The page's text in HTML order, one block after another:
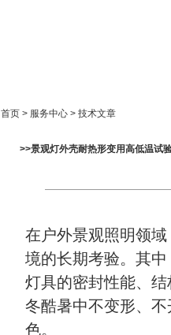
首页 > 服务中心 > 技术文章
>>景观灯外壳耐热形变用高低温试
在户外景观照明领
境的长期考验。其
灯具的密封性能、
冬酷暑中不变形、不
色。